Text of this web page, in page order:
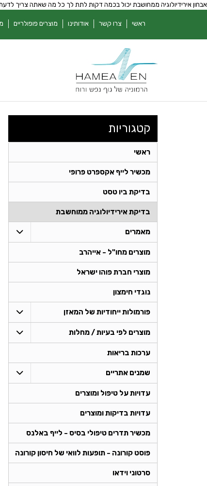
אבחון אירידיולוגיה ממחושבת יכול בכמה דקות לתת לך כל מה שאתה צריך
ראשי צרו קשר אודותינו מוצרים פופולריים
קטגוריות
ראשי
מכשיר לייף אקספרט פרופי
בדיקת ביו טסט
בדיקת אירידיולוגיה ממוחשבת
מאמרים
מוצרים מחו"ל - אייהרב
מוצרי חברת פוהו ישראל
נוגדי חימצון
פורמולות ייחודיות של המאזן
מוצרים לפי בעיות / מחלות
ערכות בריאות
שמנים אתריים
עדויות על טיפול ומוצרים
עדויות בדיקות ומוצרים
מכשיר תדרים טיפולי בסיס - לייף באלנס
פוסט קורונה - תופעות לוואי של חיסון קורונה
סרטוני וידאו